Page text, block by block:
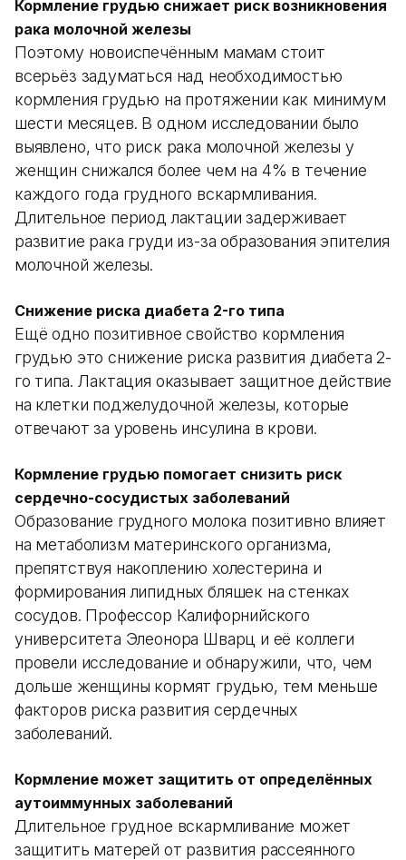
Кормление грудью снижает риск возникновения
рака молочной железы
Поэтому новоиспечённым мамам стоит
всерьёз задуматься над необходимостью
кормления грудью на протяжении как минимум
шести месяцев. В одном исследовании было
выявлено, что риск рака молочной железы у
женщин снижался более чем на 4% в течение
каждого года грудного вскармливания.
Длительное период лактации задерживает
развитие рака груди из-за образования эпителия
молочной железы.
Снижение риска диабета 2-го типа
Ещё одно позитивное свойство кормления
грудью это снижение риска развития диабета 2-
го типа. Лактация оказывает защитное действие
на клетки поджелудочной железы, которые
отвечают за уровень инсулина в крови.
Кормление грудью помогает снизить риск
сердечно-сосудистых заболеваний
Образование грудного молока позитивно влияет
на метаболизм материнского организма,
препятствуя накоплению холестерина и
формирования липидных бляшек на стенках
сосудов. Профессор Калифорнийского
университета Элеонора Шварц и её коллеги
провели исследование и обнаружили, что, чем
дольше женщины кормят грудью, тем меньше
факторов риска развития сердечных
заболеваний.
Кормление может защитить от определённых
аутоиммунных заболеваний
Длительное грудное вскармливание может
защитить матерей от развития рассеянного